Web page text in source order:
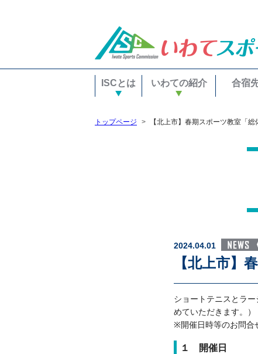
ISCとは いわての紹介 合宿
トップページ 【北上市】春期スポーツ教室「総
2024.04.01
【北上市】
ショートテニスとラ
めていただきます。）
※開催日時等のお問合
１ 開催日